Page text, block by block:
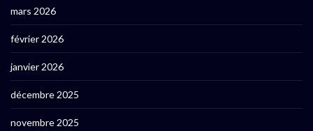
mars 2026
février 2026
janvier 2026
décembre 2025
novembre 2025